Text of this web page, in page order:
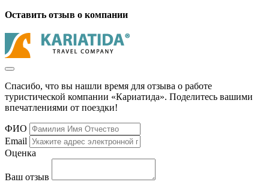
Оставить отзыв о компании
Спасибо, что вы нашли время для отзыва о работе
туристической компании «Кариатида». Поделитесь вашими
впечатлениями от поездки!
ФИО
Email
Оценка
Ваш отзыв